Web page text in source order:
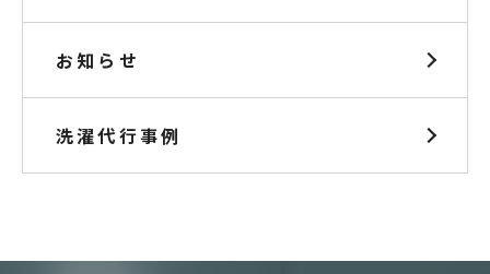
お知らせ
洗濯代行事例